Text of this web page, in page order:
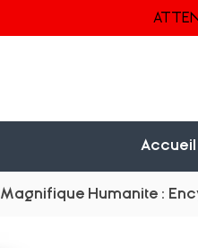
Accueil
Magnifique Humanite :